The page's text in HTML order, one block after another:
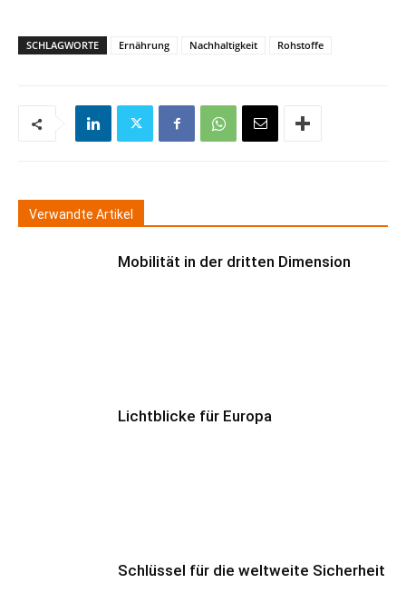
SCHLAGWORTE Ernährung Nachhaltigkeit Rohstoffe
Verwandte Artikel
Mobilität in der dritten Dimension
Lichtblicke für Europa
Schlüssel für die weltweite Sicherheit